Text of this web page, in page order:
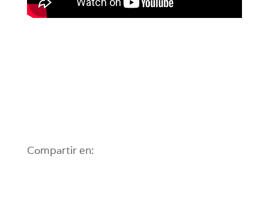
Compartir en: